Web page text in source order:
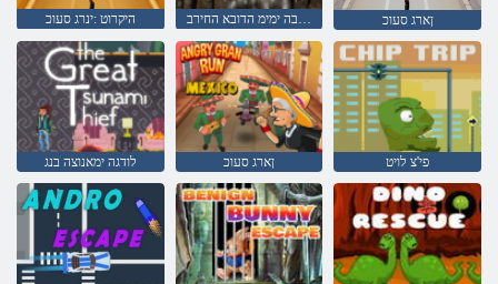
היקרוט :ינרג סעוכ םייניבה ימימ הדובא החירב ןארג סעוכ
לודגה ימאנוצה בנג ןארג סעוכ פי'צ לויט